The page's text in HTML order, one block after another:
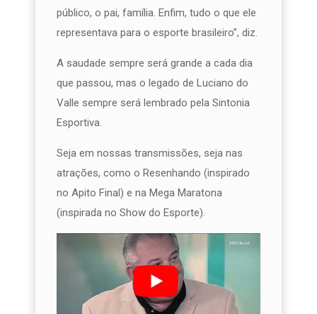
público, o pai, família. Enfim, tudo o que ele
representava para o esporte brasileiro”, diz.
A saudade sempre será grande a cada dia
que passou, mas o legado de Luciano do
Valle sempre será lembrado pela Sintonia
Esportiva.
Seja em nossas transmissões, seja nas
atrações, como o Resenhando (inspirado
no Apito Final) e na Mega Maratona
(inspirada no Show do Esporte).